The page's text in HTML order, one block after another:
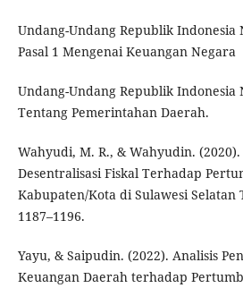
Undang-Undang Republik Indonesia
Pasal 1 Mengenai Keuangan Negara
Undang-Undang Republik Indonesia
Tentang Pemerintahan Daerah.
Wahyudi, M. R., & Wahyudin.
Desentralisasi Fiskal Terhadap
Kabupaten/Kota di Sulawesi Selatan
1187–1196.
Yayu, & Saipudin. (2022). Analisis
Keuangan Daerah terhadap